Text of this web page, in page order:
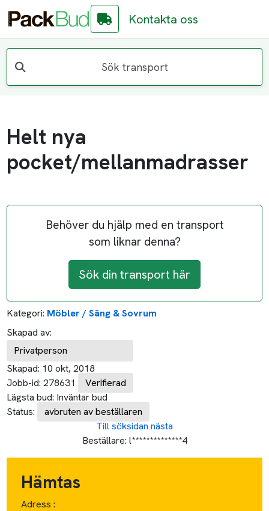
Kontakta oss
Sök transport
Helt nya
pocket/mellanmadrasser
Behöver du hjälp med en transport
som liknar denna?
Sök din transport här
Kategori: Möbler / Säng & Sovrum
Skapad av:
Privatperson
Skapad: 10 okt, 2018
Jobb-id: 278631
Verifierad
Lägsta bud: Inväntar bud
Status:
avbruten av beställaren
Till söksidan nästa
Beställare: l**************4
Hämtas
Adress :